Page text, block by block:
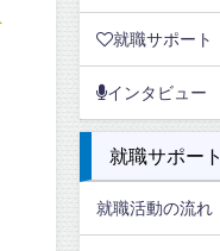
就職サポート
インタビュー
就職サポート
就職活動の流れ